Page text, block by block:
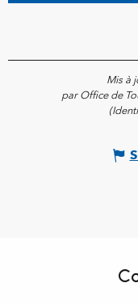
Mis à
par Office de